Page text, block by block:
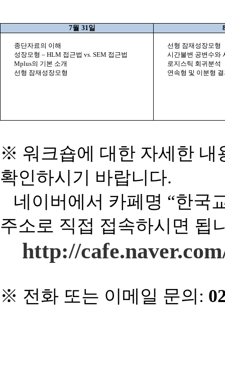
7월 31일
종단자료의 이해
성장모형 – HLM 접근법 vs. SEM 접근법
Mplus의 기본 소개
선형 잠재성장모형
선형 잠재성장모형
시간불변 공변수와
로지스틱 회귀분석
연속형 및 이분형
※ 워크숍에 대한 자세한 내
확인하시기 바랍니다.
네이버에서 카페명 “한국
주소로 직접 접속하시면 됩
http://
※ 전화 또는 이메일 문의 :